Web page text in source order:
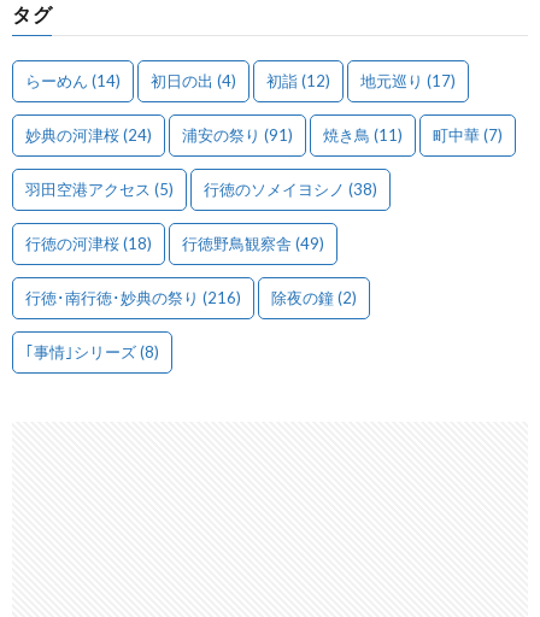
タグ
らーめん (14) 初日の出 (4) 初詣(12) 地元巡り (17)
妙典の河津桜(24) 浦安の祭り (91) 焼き鳥 (11) 町中華(7)
羽田空港アクセス (5) 行徳のソメイヨシノ (38)
行徳の河津桜(18) 行徳野鳥観察舎 (49)
行徳･南行徳･妙典の祭り (216) 除夜の鐘(2)
｢事情｣シリーズ(8)